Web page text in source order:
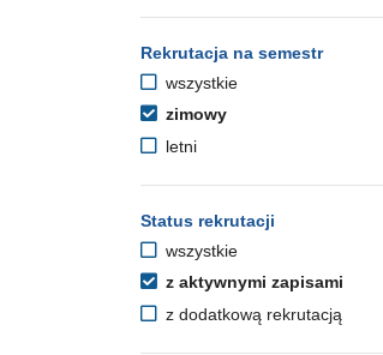
Rekrutacja na semestr
wszystkie
zimowy
letni
Status rekrutacji
wszystkie
z aktywnymi zapisami
z dodatkową rekrutacją